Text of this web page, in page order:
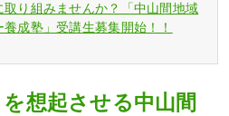
り組みませんか？「中山間地域
成塾」受講生募集開始！！
想起させる中山間